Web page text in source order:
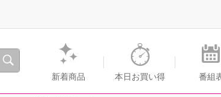
ビショッピングのショップチャンネル
新着商品 本日お買い得 番組